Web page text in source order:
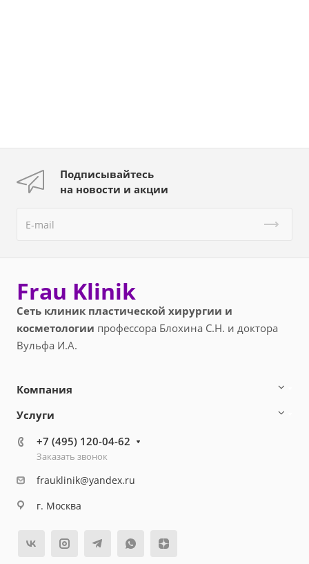
Подписывайтесь
на новости и акции
Frau Klinik
Сеть клиник пластической хирургии и
косметологии профессора Блохина С.Н. и доктора
Вульфа И.А.
Компания
Услуги
+7 (495) 120-04-62
Заказать звонок
frauklinik@yandex.ru
г. Москва